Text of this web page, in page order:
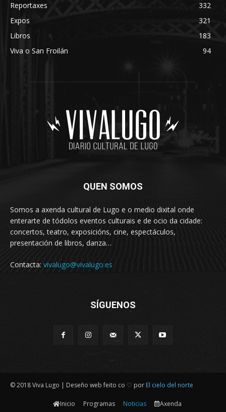
Reportaxes
332
Expos
321
Libros
183
Viva o San Froilán
94
QUEN SOMOS
Somos a axenda cultural de Lugo e o medio dixital onde
enterarte de tódolos eventos culturais e de ocio da cidade:
concertos, teatro, exposicións, cine, espectáculos,
presentación de libros, danza…
Contacta: vivalugo@vivalugo.es
SÍGUENOS
© 2018 Viva Lugo | Deseño web feito co ♡ por El cielo del norte
Inicio Programas Noticias Axenda